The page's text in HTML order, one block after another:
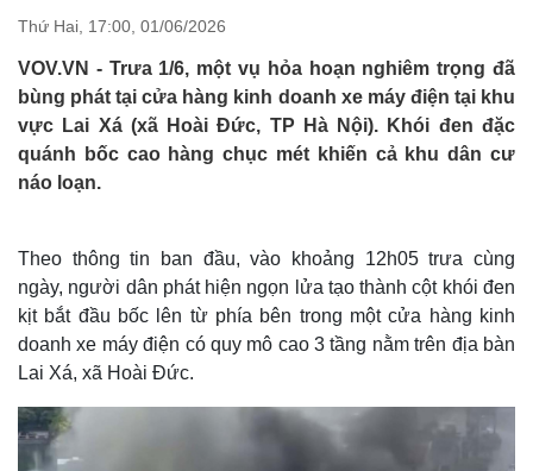
Nhận diện sự thật
Việc làm
Biển đảo
Thứ Hai, 17:00, 01/06/2026
VOV.VN - Trưa 1/6, một vụ hỏa hoạn nghiêm trọng đã
bùng phát tại cửa hàng kinh doanh xe máy điện tại khu
vực Lai Xá (xã Hoài Đức, TP Hà Nội). Khói đen đặc
quánh bốc cao hàng chục mét khiến cả khu dân cư
náo loạn.
Theo thông tin ban đầu, vào khoảng 12h05 trưa cùng
ngày, người dân phát hiện ngọn lửa tạo thành cột khói đen
kịt bắt đầu bốc lên từ phía bên trong một cửa hàng kinh
doanh xe máy điện có quy mô cao 3 tầng nằm trên địa bàn
Lai Xá, xã Hoài Đức.